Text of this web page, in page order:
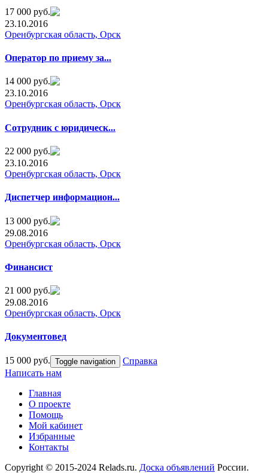
17 000 руб.
23.10.2016
Оренбургская область, Орск
Оператор по приему за...
14 000 руб.
23.10.2016
Оренбургская область, Орск
Сотрудник с юридическ...
22 000 руб.
23.10.2016
Оренбургская область, Орск
Диспетчер информацион...
13 000 руб.
29.08.2016
Оренбургская область, Орск
Финансист
21 000 руб.
29.08.2016
Оренбургская область, Орск
Документовед
15 000 руб. Toggle navigation
Справка
Написать нам
Главная
О проекте
Помощь
Мой кабинет
Избранные
Контакты
Copyright © 2015-2024 Relads.ru. Доска объявлений России.